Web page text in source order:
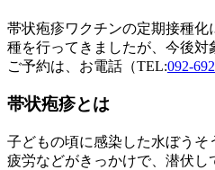
帯状疱疹ワクチンの定期接種
種を行ってきましたが、今後
ご予約は、お電話（TEL:092-
帯状疱疹とは
子どもの頃に感染した水ぼう
疲労などがきっかけで、潜伏